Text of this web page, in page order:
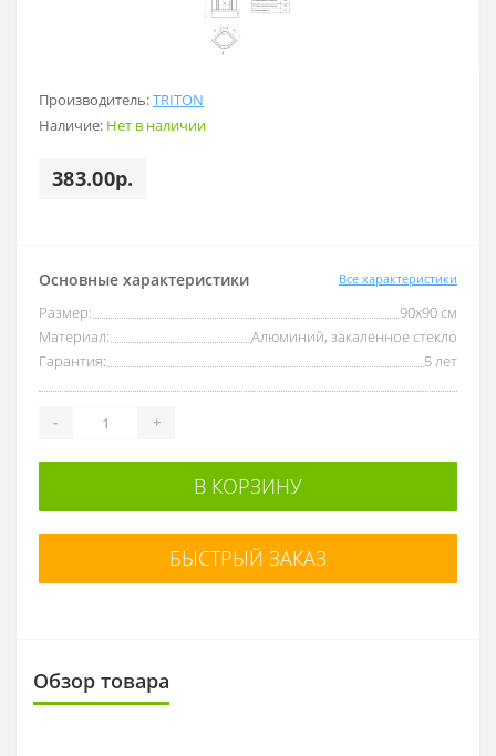
Производитель:TRITON
Наличие: Нет в наличии
383.00р.
Основные характеристики Все характеристики
Размер:
90х90 см
Материал:
Алюминий, закаленное стекло
Гарантия:
5 лет
- +
В КОРЗИНУ
БЫСТРЫЙ ЗАКАЗ
Обзор товара